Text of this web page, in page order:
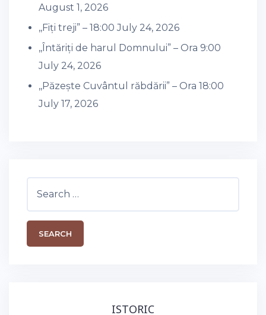
August 1, 2026
,,Fiți treji” – 18:00 July 24, 2026
,,Întăriți de harul Domnului” – Ora 9:00
July 24, 2026
,,Păzește Cuvântul răbdării” – Ora 18:00
July 17, 2026
ISTORIC